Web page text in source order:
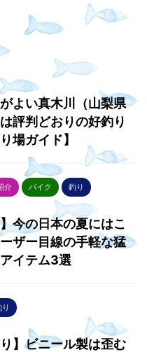
よい真木川（山梨県
評判どおりの好釣り
場ガイド】
介 バイク 釣り
今の日本の夏にはこ
ザー目線の手軽な猛
イテム3選
】ビニール製は歪む